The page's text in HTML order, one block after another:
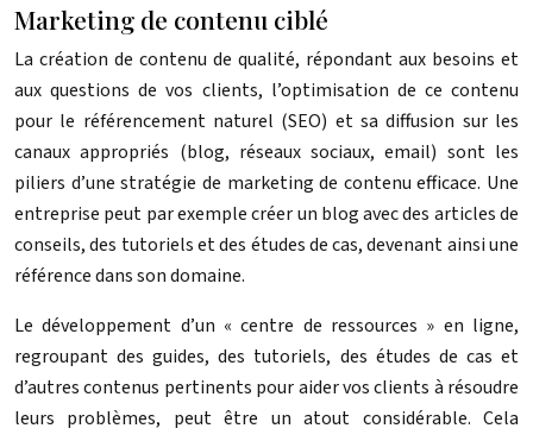
Marketing de contenu ciblé
La création de contenu de qualité, répondant aux besoins et
aux questions de vos clients, l’optimisation de ce contenu
pour le référencement naturel (SEO) et sa diffusion sur les
canaux appropriés (blog, réseaux sociaux, email) sont les
piliers d’une stratégie de marketing de contenu efficace. Une
entreprise peut par exemple créer un blog avec des articles de
conseils, des tutoriels et des études de cas, devenant ainsi une
référence dans son domaine.
Le développement d’un « centre de ressources » en ligne,
regroupant des guides, des tutoriels, des études de cas et
d’autres contenus pertinents pour aider vos clients à résoudre
leurs problèmes, peut être un atout considérable. Cela